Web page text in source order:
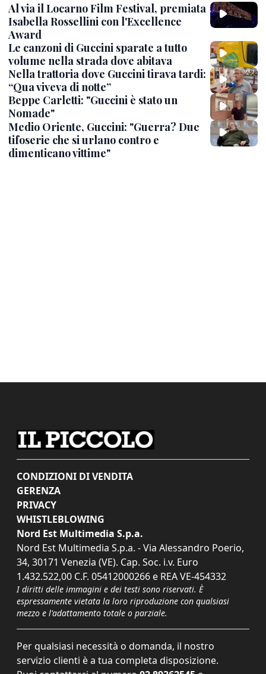
Al via il Locarno Film Festival, premiata
Isabella Rossellini con l'Excellence
Award
Le canzoni di Guccini sparate a tutto
volume nella strada dove abitava
Nella trattoria dove Guccini tirava tardi:
“Qua viveva di notte”
Beppe Carletti: "Guccini è stato un
Nomade"
Medio Oriente, Guccini: "Guerra? Due
tifoserie che si urlano contro e
dimenticano vittime"
CONDIZIONI DI VENDITA
GERENZA
PRIVACY
WHISTLEBLOWING
Nord Est Multimedia S.p.a.
Nord Est Multimedia S.p.a. - Via Alessandro Poerio,
34, 30171 Venezia (VE). Cap. Soc. i.v. Euro
1.432.522,00 C.F. 05412000266 e REA VE-454332
I diritti delle immagini e dei testi sono riservati. È
espressamente vietata la loro riproduzione con qualsiasi
mezzo e l'adattamento totale o parziale.
Per qualsiasi necessità o domanda, il nostro
servizio clienti è a tua completa disposizione.